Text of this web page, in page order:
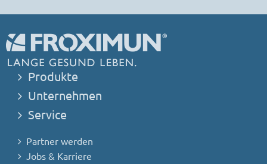
Produkte
Unternehmen
Service
Partner werden
Jobs & Karriere